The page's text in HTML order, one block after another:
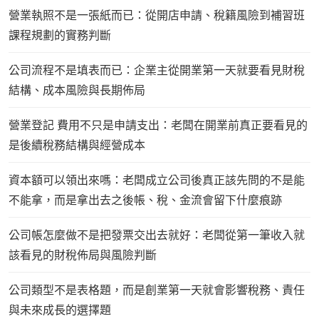
營業執照不是一張紙而已：從開店申請、稅籍風險到補習班
課程規劃的實務判斷
公司流程不是填表而已：企業主從開業第一天就要看見財稅
結構、成本風險與長期佈局
營業登記 費用不只是申請支出：老闆在開業前真正要看見的
是後續稅務結構與經營成本
資本額可以領出來嗎：老闆成立公司後真正該先問的不是能
不能拿，而是拿出去之後帳、稅、金流會留下什麼痕跡
公司帳怎麼做不是把發票交出去就好：老闆從第一筆收入就
該看見的財稅佈局與風險判斷
公司類型不是表格題，而是創業第一天就會影響稅務、責任
與未來成長的選擇題